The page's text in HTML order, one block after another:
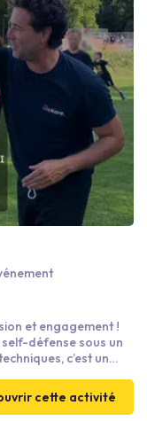
et engagement !
défense sous un
c’est un
vos initiatives
empreinte positive
cette activité